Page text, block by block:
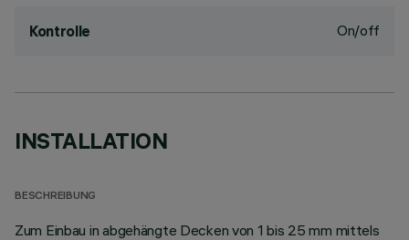
Kontrolle On/off
INSTALLATION
BESCHREIBUNG
Zum Einbau in abgehängte Decken von 1 bis 25 mm mittels